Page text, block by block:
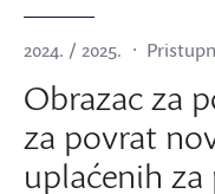
2024. / 2025.
Obrazac za
za povrat
uplaćenih